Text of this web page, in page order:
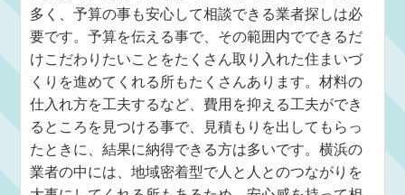
多く、予算の事も安心して相談できる業者探しは必
要です。予算を伝える事で、その範囲内でできるだ
けこだわりたいことをたくさん取り入れた住まいづ
くりを進めてくれる所もたくさんあります。材料の
仕入れ方を工夫するなど、費用を抑える工夫ができ
るところを見つける事で、見積もりを出してもらっ
たときに、結果に納得できる方は多いです。横浜の
業者の中には、地域密着型で人と人とのつながりを